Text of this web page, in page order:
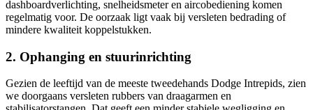
dashboardverlichting, snelheidsmeter en aircobediening komen
regelmatig voor. De oorzaak ligt vaak bij versleten bedrading of
mindere kwaliteit koppelstukken.
2. Ophanging en stuurinrichting
Gezien de leeftijd van de meeste tweedehands Dodge Intrepids, zien
we doorgaans versleten rubbers van draagarmen en